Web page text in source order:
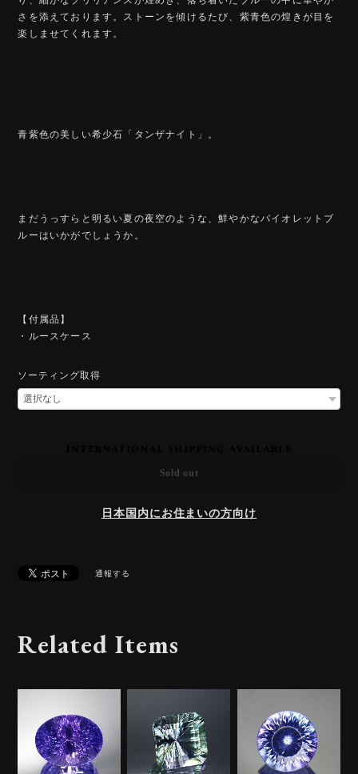
さを添えております。ストーンを傾けるたび、紫青色の煌きが目を
楽しませてくれます。
青紫色の美しい希少石「タンザナイト」。
まだうっすらと明るい夏の夜空のような、鮮やかなバイオレットブ
ルーはいかがでしょうか。
【付属品】
・ルースケース
ソーティング取得
Sold out
日本国内にお住まいの方向け
通報する
Related Items